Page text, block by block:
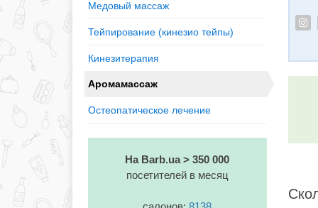
Медовый массаж
Тейпирование (кинезио тейпы)
Кинезитерапия
Аромамассаж
Остеопатическое лечение
На Barb.ua > 350 000
посетителей в месяц